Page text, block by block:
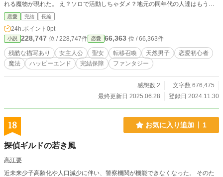
れる魔物が現れた。 え？ソロで活動しちゃダメ？地元の同年代の人達はもうパ
ーティー組んでいるし、そもそも実力とランクが合わない為にパーティーを組め
ない。一体どうやって活動していけばいいのよ！と悩んだサラの前に、学生時代
のライバル…いや師匠ともいえる人が現れた。 一緒にパーティーメンバーとし
てクエストやってくれるの？嬉しい！…ってアンタ騎士団所属じゃん！冒険者じ
ゃないじゃん！…うえええ、いいの！？どうなってんだ騎士団……まぁこれから
よろしくね！ といった感じで冒険者になったサラと騎士団に入った男の子との
ラブコメを目指しつつ、世界を平和に導く？物語です。 続きを読みたいと思っ
への挑戦なので、応援していただけると作者のモチベーションも上がりやすくな
りますので、どうぞよろしくお願いします！ また投稿するまでの間に30万文字
すので、どうぞよろしくお願いします。 一話につき4000文字を超えないように
調節してみましたが、文字数が多く感じられましたらすみません。 投稿時間は
朝と夜の6時に更新するよう設定しています。 完結までの大体の流れは決めてい
ますので、完結は保証させていただきます。 どうぞよろしくお願いいたしま
す。
恋愛 完結 長編
24h.ポイント 0pt
小説 228,747 位 / 228,747件 恋愛 66,363 位 / 66,363件
残酷な描写あり 女主人公 聖女 転移召喚 天然男子
恋愛初心者
魔法
ハッピーエンド 完結保障 ファンタジー
感想数 2
文字数 676,475
最終更新日 2025.06.28
登録日 2024.11.30
18 お気に入り追加 1
探偵ギルドの若き風
高江要
近未来少子高齢化や人口減少に伴い、警察機関が機能できなくなった。 そのた